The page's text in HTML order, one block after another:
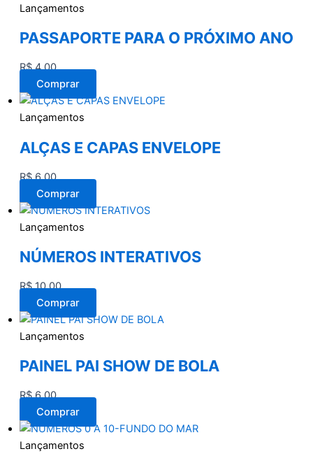
Lançamentos
PASSAPORTE PARA O PRÓXIMO ANO
R$4,00
Comprar
Lançamentos
ALÇAS E CAPAS ENVELOPE
R$6,00
Comprar
Lançamentos
NÚMEROS INTERATIVOS
R$10,00
Comprar
Lançamentos
PAINEL PAI SHOW DE BOLA
R$6,00
Comprar
Lançamentos